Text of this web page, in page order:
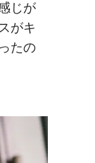
じが
がキ
たの